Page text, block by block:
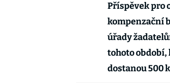
Příspěvek pro
kompenzační
úřady
tohoto
dostanou 500